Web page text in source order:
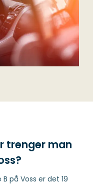
trenger man
på Voss er det 19